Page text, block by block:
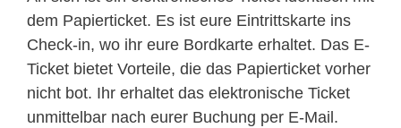
dem Papierticket. Es ist eure Eintrittskarte ins
Check-in, wo ihr eure Bordkarte erhaltet. Das E-
Ticket bietet Vorteile, die das Papierticket vorher
nicht bot. Ihr erhaltet das elektronische Ticket
unmittelbar nach eurer Buchung per E-Mail.